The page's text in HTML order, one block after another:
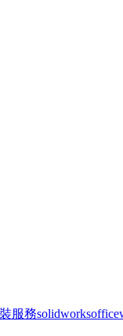
服務solidworksoffice